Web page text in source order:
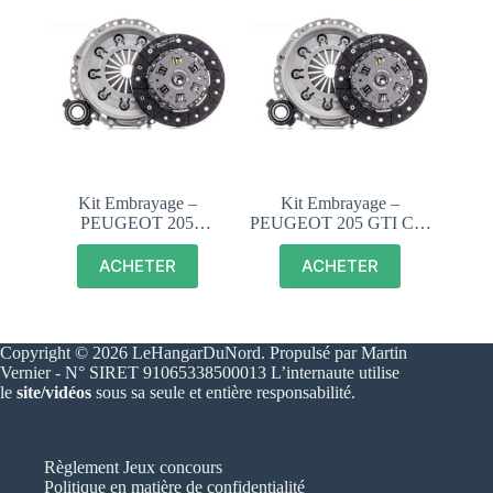
Kit Embrayage –
PEUGEOT 205
RALLYE, XS, GT,
MOTEUR TU – KT002
ACHETER
Kit Embrayage –
PEUGEOT 205 GTI CTI
1.6 1.9 – 1611267780
ACHETER
Copyright © 2026 LeHangarDuNord. Propulsé par Martin
Vernier - N° SIRET 91065338500013 L’internaute utilise
le site/vidéos sous sa seule et entière responsabilité.
Règlement Jeux concours
Politique en matière de confidentialité